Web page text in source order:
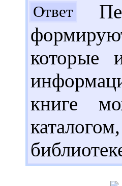
Ответ
которые
книге